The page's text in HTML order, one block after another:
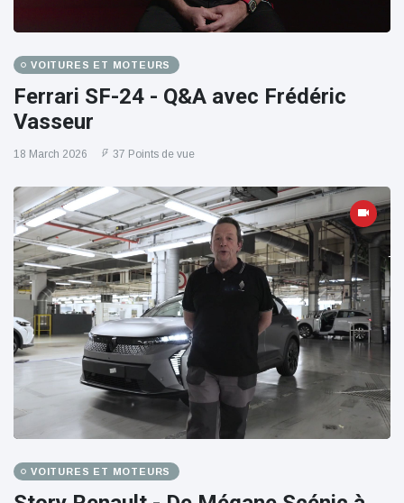
VOITURES ET MOTEURS
Ferrari SF-24 - Q&A avec Frédéric
Vasseur
18 March 2026 37 Points de vue
VOITURES ET MOTEURS